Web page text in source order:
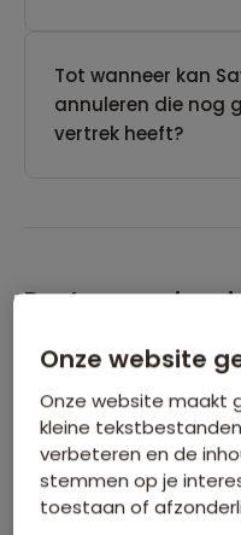
Tot wanneer kan
annuleren die nog
vertrek heeft?
Boeken van je
Wanneer kan ik het
boeken?
Kan ik ook eerst
reis?
Onze website
Onze website maakt
kleine
verbeteren en de
stemmen op je
toestaan of